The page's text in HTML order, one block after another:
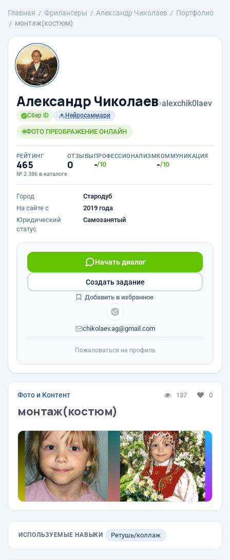
Главная Фрилансеры Александр Чиколаев
Портфолио
монтаж(костюм)
Александр Чиколаев›alexchik0laev
Сбер ID Нейросаммари
ФОТО ПРЕОБРАЖЕНИЕ ОНЛАЙН
РЕЙТИНГ
465
№ 2 386 в каталоге
ОТЗЫВЫ
0
ПРОФЕССИОНАЛИЗМ
-/10
КОММУНИКАЦИЯ
-/10
Город
Стародуб
На сайте с
2019 года
Юридический
статус
Самозанятый
Начать диалог
chikolaev.ag@gmail.com
Создать задание
Добавить в избранное
Пожаловаться на профиль
Фото и Контент 137 0
монтаж(костюм)
ИСПОЛЬЗУЕМЫЕ НАВЫКИ Ретушь/коллаж